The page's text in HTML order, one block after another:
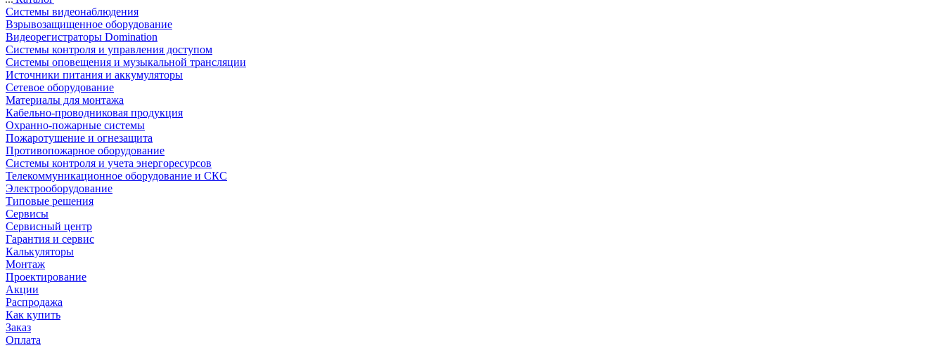
Системы видеонаблюдения
Взрывозащищенное оборудование
Видеорегистраторы Domination
Системы контроля и управления доступом
Системы оповещения и музыкальной трансляции
Источники питания и аккумуляторы
Сетевое оборудование
Материалы для монтажа
Кабельно-проводниковая продукция
Охранно-пожарные системы
Пожаротушение и огнезащита
Противопожарное оборудование
Системы контроля и учета энергоресурсов
Телекоммуникационное оборудование и СКС
Электрооборудование
Типовые решения
Сервисы
Сервисный центр
Гарантия и сервис
Калькуляторы
Монтаж
Проектирование
Акции
Распродажа
Как купить
Заказ
Оплата